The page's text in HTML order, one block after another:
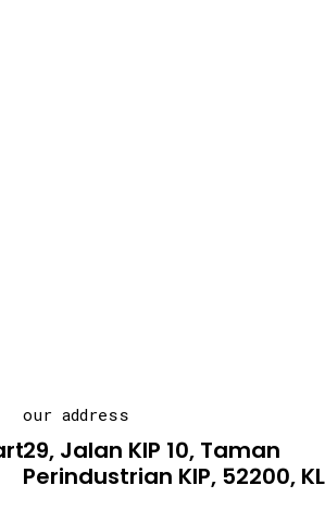
our address
29, Jalan KIP 10, Taman
Perindustrian KIP, 52200,